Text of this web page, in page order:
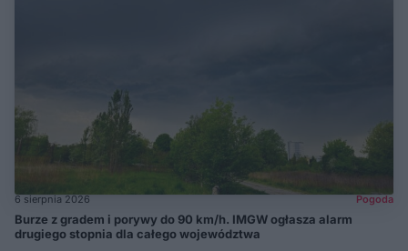
6 sierpnia 2026 Pogoda
Burze z gradem i porywy do 90 km/h. IMGW ogłasza alarm
drugiego stopnia dla całego województwa